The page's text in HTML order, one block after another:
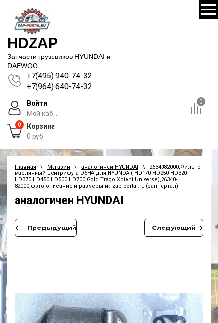
HDZAP
Запчасти грузовиков HYUNDAI и
DAEWOO
+7(495) 940-74-32
+7(964) 640-74-32
Войти
Мой каб...
0
0
Корзина
0 руб.
Главная \ Магазин \ аналогичен HYUNDAI
\ 2634082000,Фильтр
маслянный центрифуга D6HA для HYUNDAI( HD170 HD250 HD320
HD370 HD450 HD500 HD700 Gold Trago Xcient Universe),26340-
82000,фото описание и размеры на zap-portal.ru (заппортал)
аналогичен HYUNDAI
Предыдущий Следующий